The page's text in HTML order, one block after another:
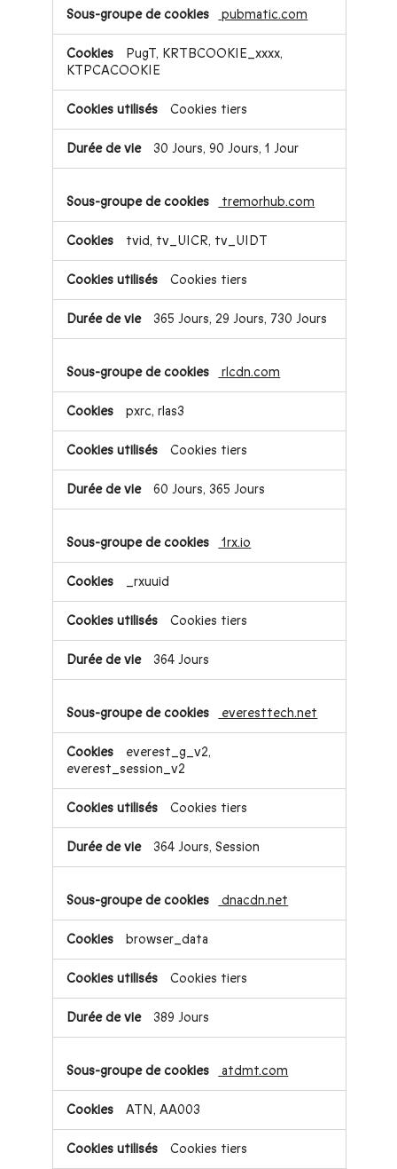
pubmatic.com
PugT, KRTBCOOKIE_xxxx,
KTPCACOOKIE
Cookies tiers
30 Jours, 90 Jours, 1 Jour
tremorhub.com
tvid, tv_UICR, tv_UIDT
Cookies tiers
365 Jours, 29 Jours, 730 Jours
rlcdn.com
pxrc, rlas3
Cookies tiers
60 Jours, 365 Jours
1rx.io
_rxuuid
Cookies tiers
364 Jours
everesttech.net
everest_g_v2,
everest_session_v2
Cookies tiers
364 Jours, Session
dnacdn.net
browser_data
Cookies tiers
389 Jours
atdmt.com
ATN, AA003
Cookies tiers